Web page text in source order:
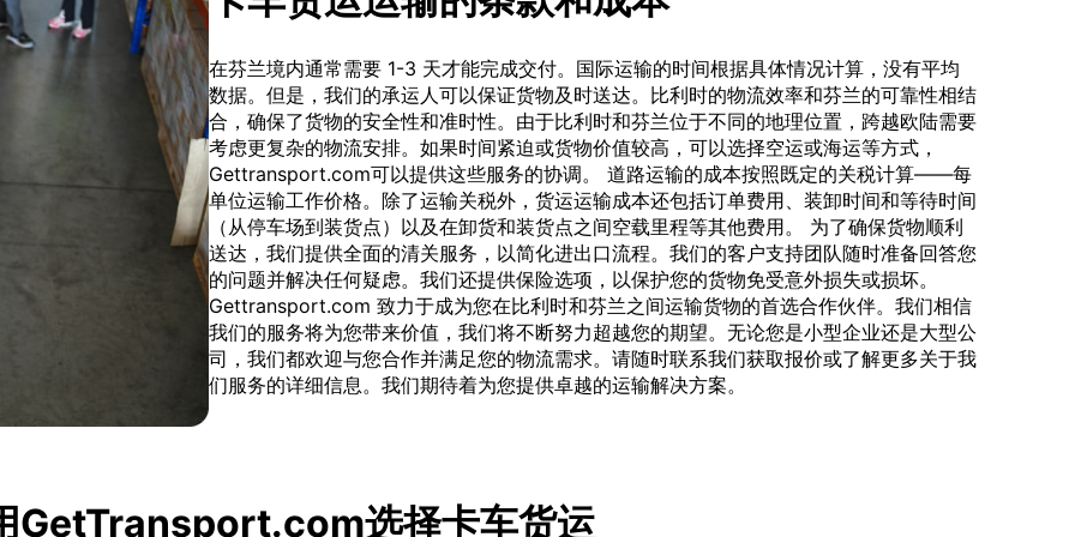
在芬兰境内通常需要 1-3 天才能完成交付。国际运输的时间根据具体情况计算，没有平均
数据。但是，我们的承运人可以保证货物及时送达。比利时的物流效率和芬兰的可靠性相结
合，确保了货物的安全性和准时性。由于比利时和芬兰位于不同的地理位置，跨越欧陆需要
考虑更复杂的物流安排。如果时间紧迫或货物价值较高，可以选择空运或海运等方式，
Gettransport.com可以提供这些服务的协调。 道路运输的成本按照既定的关税计算——每
单位运输工作价格。除了运输关税外，货运运输成本还包括订单费用、装卸时间和等待时间
（从停车场到装货点）以及在卸货和装货点之间空载里程等其他费用。 为了确保货物顺利
送达，我们提供全面的清关服务，以简化进出口流程。我们的客户支持团队随时准备回答您
的问题并解决任何疑虑。我们还提供保险选项，以保护您的货物免受意外损失或损坏。
Gettransport.com 致力于成为您在比利时和芬兰之间运输货物的首选合作伙伴。我们相信
我们的服务将为您带来价值，我们将不断努力超越您的期望。无论您是小型企业还是大型公
司，我们都欢迎与您合作并满足您的物流需求。请随时联系我们获取报价或了解更多关于我
们服务的详细信息。我们期待着为您提供卓越的运输解决方案。
GetTransport.com选择卡车货运